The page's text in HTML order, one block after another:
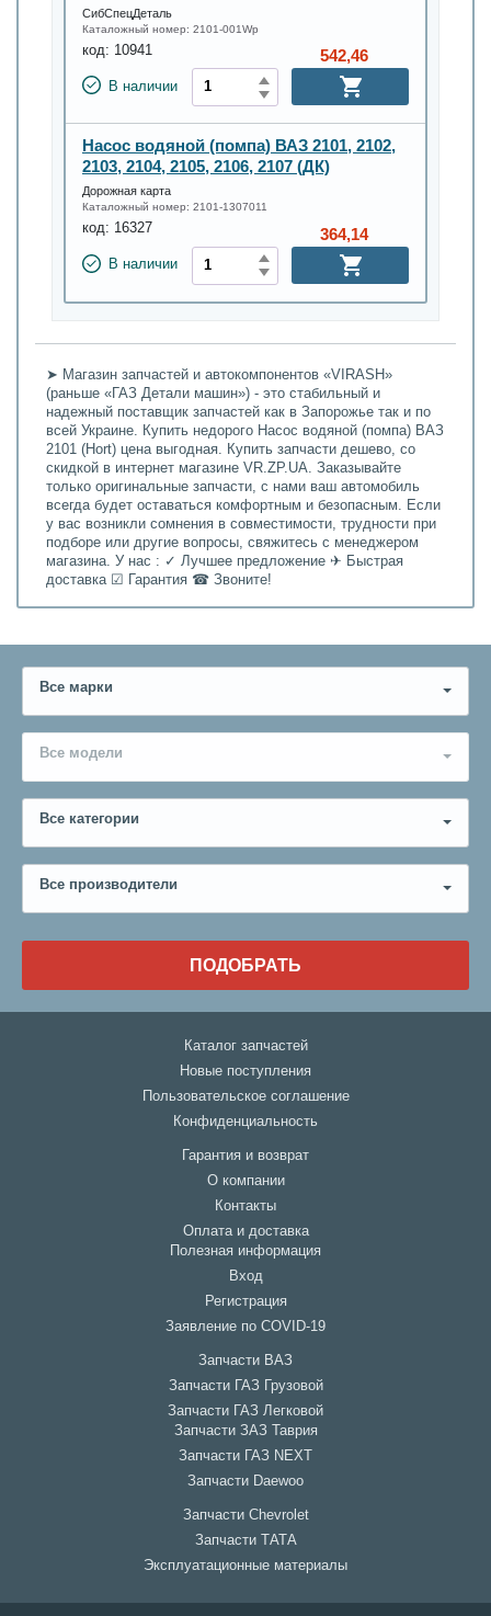
СибСпецДеталь
Каталожный номер: 2101-001Wp
код: 10941
В наличии
542,46
Насос водяной (помпа) ВАЗ 2101, 2102,
2103, 2104, 2105, 2106, 2107 (ДК)
Дорожная карта
Каталожный номер: 2101-1307011
код: 16327
В наличии
364,14
➤ Магазин запчастей и автокомпонентов «VIRASH»
(раньше «ГАЗ Детали машин») - это стабильный и
надежный поставщик запчастей как в Запорожье так и по
всей Украине. Купить недорого Насос водяной (помпа) ВАЗ
2101 (Hort) цена выгодная. Купить запчасти дешево, со
скидкой в интернет магазине VR.ZP.UA. Заказывайте
только оригинальные запчасти, с нами ваш автомобиль
всегда будет оставаться комфортным и безопасным. Если
у вас возникли сомнения в совместимости, трудности при
подборе или другие вопросы, свяжитесь с менеджером
магазина. У нас : ✓ Лучшее предложение ✈ Быстрая
доставка ☑ Гарантия ☎ Звоните!
Все марки
Все модели
Все категории
Все производители
ПОДОБРАТЬ
Каталог запчастей
Новые поступления
Пользовательское соглашение
Конфиденциальность
Гарантия и возврат
О компании
Контакты
Оплата и доставка
Полезная информация
Вход
Регистрация
Заявление по COVID-19
Запчасти ВАЗ
Запчасти ГАЗ Грузовой
Запчасти ГАЗ Легковой
Запчасти ЗАЗ Таврия
Запчасти ГАЗ NEXT
Запчасти Daewoo
Запчасти Chevrolet
Запчасти ТАТА
Эксплуатационные материалы